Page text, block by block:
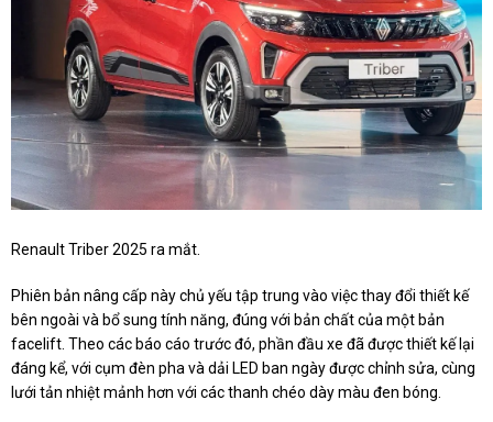
Renault Triber 2025 ra mắt.
Phiên bản nâng cấp này chủ yếu tập trung vào việc thay đổi thiết kế
bên ngoài và bổ sung tính năng, đúng với bản chất của một bản
facelift. Theo các báo cáo trước đó, phần đầu xe đã được thiết kế lại
đáng kể, với cụm đèn pha và dải LED ban ngày được chỉnh sửa, cùng
lưới tản nhiệt mảnh hơn với các thanh chéo dày màu đen bóng.